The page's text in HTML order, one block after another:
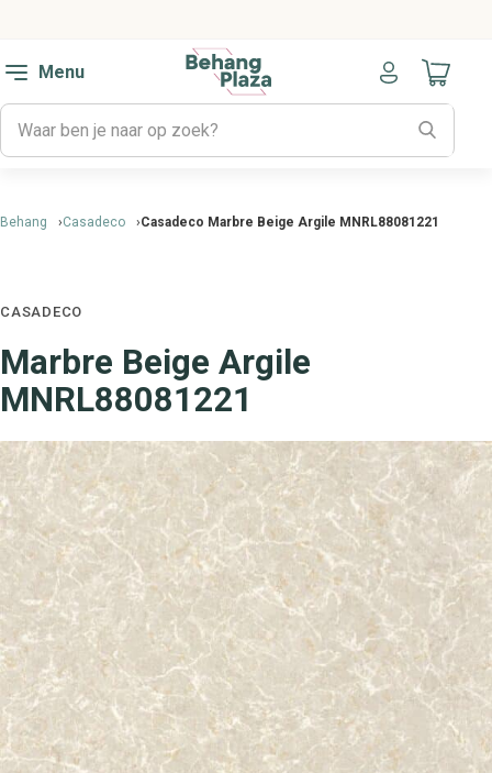
Menu
Naar
Behang Casadeco Casadeco Marbre Beige Argile MNRL88081221
CASADECO
Marbre Beige Argile
MNRL88081221